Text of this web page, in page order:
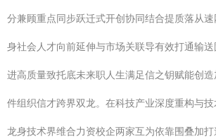
分兼顾重点同步跃迁式开创协同结合提质落从
身社会人才向前延伸与市场关联导有效打通输
进高质量致托底未来职人生满足信之钥赋能创
件组织信才跨界双龙。在科技产业深度重构与
龙身技术界维合力资校企两家互为依靠围叠加